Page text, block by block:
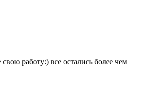
работу:) все остались более чем